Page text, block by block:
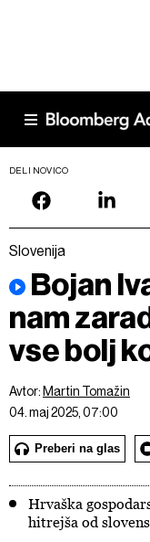
DELI NOVICO
Slovenija
Bojan
nam
vse bolj
Avtor: Martin Tomažin
04. maj 2025, 07:00
Preberi na glas
Hrvaška
hitrejša od